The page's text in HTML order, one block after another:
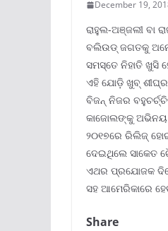
December 19,
ରାହୁଲ-ଅଞ୍ଜଲୀ ବା
ବଲିଉଡ୍ ଜଗତକୁ
ସମସ୍ତେ ନିହାତି ଖୁସି
ଏହି ଯୋଡ଼ି ଖୁବ୍ ଶୀଘ୍ର
ବିଜନ୍ ନିଜର
କାଜୋଲଙ୍କୁ ଅଭିନୟ
୨୦୧୭ରେ ରିଲିଜ୍
ଦେଇଥିଲେ ସାକେତ
ଏଥର ପ୍ରଯୋଜକ
ସହ ଆମେରିକାରେ
Share